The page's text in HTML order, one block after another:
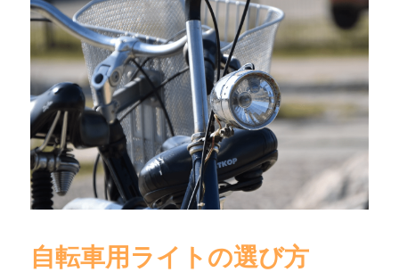
自転車用ライトの選び方